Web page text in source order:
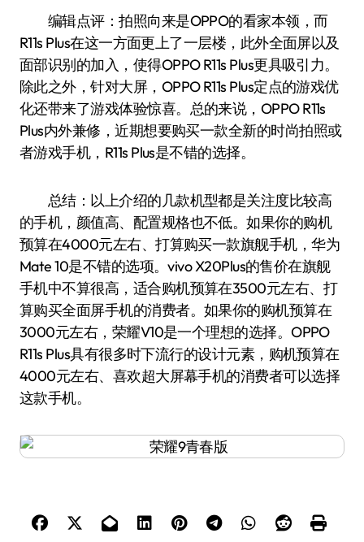
编辑点评：拍照向来是OPPO的看家本领，而
R11s Plus在这一方面更上了一层楼，此外全面屏以及
面部识别的加入，使得OPPO R11s Plus更具吸引力。
除此之外，针对大屏，OPPO R11s Plus定点的游戏优
化还带来了游戏体验惊喜。总的来说，OPPO R11s
Plus内外兼修，近期想要购买一款全新的时尚拍照或
者游戏手机，R11s Plus是不错的选择。
总结：以上介绍的几款机型都是关注度比较高
的手机，颜值高、配置规格也不低。如果你的购机
预算在4000元左右、打算购买一款旗舰手机，华为
Mate 10是不错的选项。vivo X20Plus的售价在旗舰
手机中不算很高，适合购机预算在3500元左右、打
算购买全面屏手机的消费者。如果你的购机预算在
3000元左右，荣耀V10是一个理想的选择。OPPO
R11s Plus具有很多时下流行的设计元素，购机预算在
4000元左右、喜欢超大屏幕手机的消费者可以选择
这款手机。